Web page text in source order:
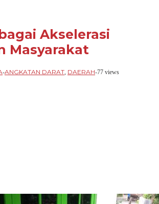
Akselerasi
Masyarakat
-ANGKATAN DARAT, DAERAH-77 views